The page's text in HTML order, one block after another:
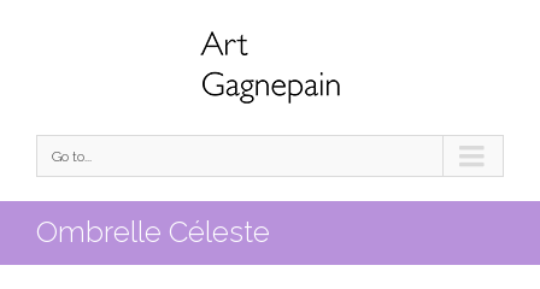
Go to...
Ombrelle Céleste